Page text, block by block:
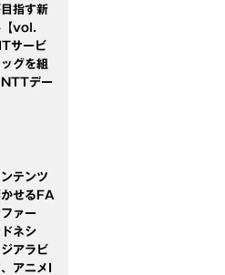
指す新
【vol.
サービ
グを組
デー
テンツ
せるFA
ァー
ネシ
アラビ
アニメI